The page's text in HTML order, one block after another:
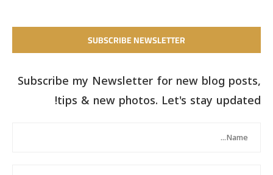
SUBSCRIBE NEWSLETTER
Subscribe my Newsletter for new blog posts,
tips & new photos. Let's stay updated!